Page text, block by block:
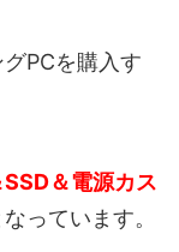
PCを購入す
＆電源カス
なっています。